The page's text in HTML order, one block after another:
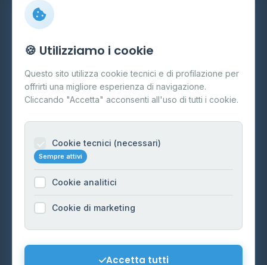
Info
Cos'è il GPL
FAQ
Contatti
Informazioni legali
Cookie Policy
Preferenze Cookie
Mappa del sito
🍪 Utilizziamo i cookie
Questo sito utilizza cookie tecnici e di profilazione per
offrirti una migliore esperienza di navigazione.
Cliccando "Accetta" acconsenti all'uso di tutti i cookie.
Cookie tecnici (necessari)
Sempre attivi
Cookie analitici
Cookie di marketing
Accetta tutti